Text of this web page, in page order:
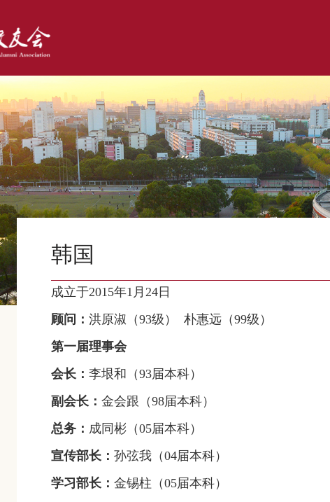
韩国
成立于2015年1月24日
顾问： 洪原淑（93级） 朴惠远（99级）
第一届理事会
会长： 李垠和（93届本科）
副会长： 金会跟（98届本科）
总务： 成同彬（05届本科）
宣传部长： 孙弦我（04届本科）
学习部长： 金锡柱（05届本科）